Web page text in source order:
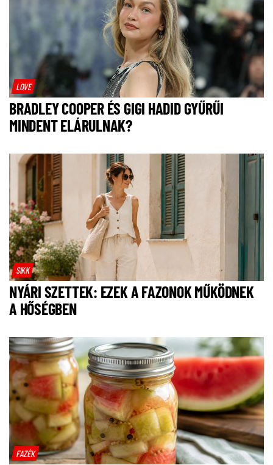
LOVE
BRADLEY COOPER ÉS GIGI HADID GYŰRŰI
MINDENT ELÁRULNAK?
SIKK
NYÁRI SZETTEK: EZEK A FAZONOK MŰKÖDNEK
A HŐSÉGBEN
FAZÉK